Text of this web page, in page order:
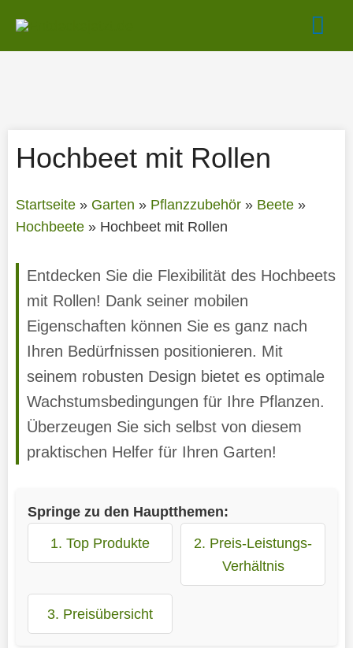
Inhalt
springen
Hochbeet mit Rollen
Startseite» Garten » Pflanzzubehör» Beete»
Hochbeete» Hochbeet mit Rollen
Entdecken Sie die Flexibilität des Hochbeets
mit Rollen! Dank seiner mobilen
Eigenschaften können Sie es ganz nach
Ihren Bedürfnissen positionieren. Mit
seinem robusten Design bietet es optimale
Wachstumsbedingungen für Ihre Pflanzen.
Überzeugen Sie sich selbst von diesem
praktischen Helfer für Ihren Garten!
Springe zu den Hauptthemen:
1. Top Produkte
2. Preis-Leistungs-
Verhältnis
3. Preisübersicht